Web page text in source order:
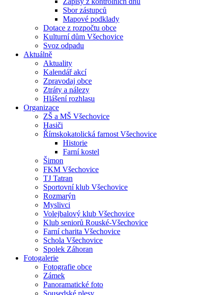
Sbor zástupců
Mapové podklady
Dotace z rozpočtu obce
Kulturní dům Všechovice
Svoz odpadu
Aktuálně
Aktuality
Kalendář akcí
Zpravodaj obce
Ztráty a nálezy
Hlášení rozhlasu
Organizace
ZŠ a MŠ Všechovice
Hasiči
Římskokatolická farnost Všechovice
Historie
Farní kostel
Šimon
FKM Všechovice
TJ Tatran
Sportovní klub Všechovice
Rozmarýn
Myslivci
Volejbalový klub Všechovice
Klub seniorů Rouské-Všechovice
Farní charita Všechovice
Schola Všechovice
Spolek Záhoran
Fotogalerie
Fotografie obce
Zámek
Panoramatické foto
Sousedské plesy